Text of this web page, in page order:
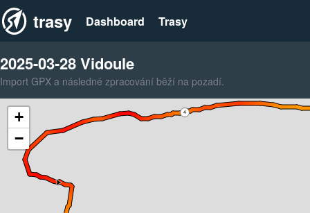
trasy Dashboard Trasy
2025-03-28 Vidoule
Import GPX a následné zpracování běží na pozadí.
4
+
−